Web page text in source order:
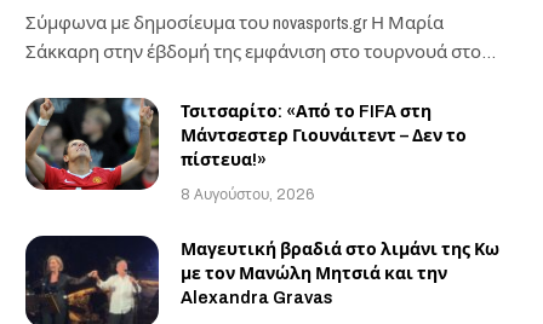
Σύμφωνα με δημοσίευμα του novasports.gr Η Μαρία
Σάκκαρη στην έβδομή της εμφάνιση στο τουρνουά στο…
Τσιτσαρίτο: «Από το FIFA στη
Μάντσεστερ Γιουνάιτεντ – Δεν το
πίστευα!»
8 Αυγούστου, 2026
Μαγευτική βραδιά στο λιμάνι της Κω
με τον Μανώλη Μητσιά και την
Alexandra Gravas